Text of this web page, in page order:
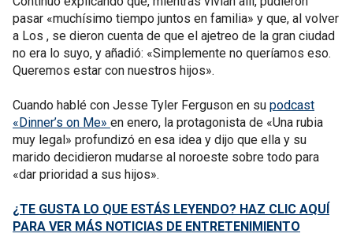
pasar «muchísimo tiempo juntos en familia» y que, al volver
a Los , se dieron cuenta de que el ajetreo de la gran ciudad
no era lo suyo, y añadió: «Simplemente no queríamos eso.
Queremos estar con nuestros hijos».
Cuando hablé con Jesse Tyler Ferguson en su podcast
«Dinner’s on Me» en enero, la protagonista de «Una rubia
muy legal» profundizó en esa idea y dijo que ella y su
marido decidieron mudarse al noroeste sobre todo para
«dar prioridad a sus hijos».
¿TE GUSTA LO QUE ESTÁS LEYENDO? HAZ CLIC AQUÍ
PARA VER MÁS NOTICIAS DE ENTRETENIMIENTO